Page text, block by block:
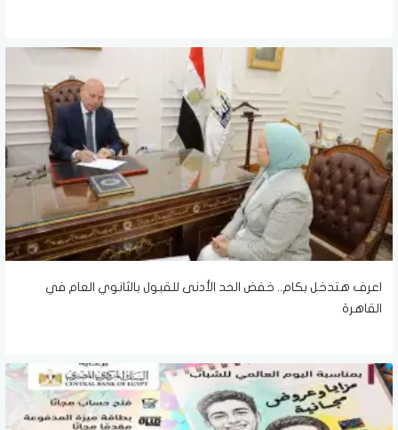
اعرف هتدخل بكام.. خفض الحد الأدنى للقبول بالثانوي العام في
القاهرة